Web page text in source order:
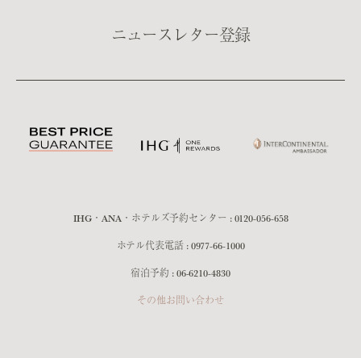
ニュースレター登録
IHG・ANA・ホテルズ予約センター :0120-056-658
ホテル代表電話 :0977-66-1000
宿泊予約 :06-6210-4830
その他お問い合わせ